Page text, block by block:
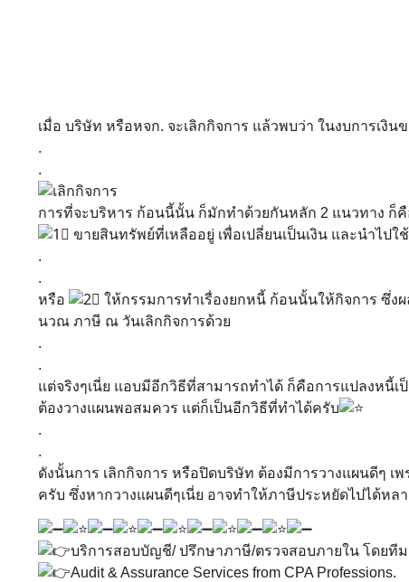
เมื่อ บริษัท หรือหจก. จะเลิกกิจการ แล้วพบว่า ในงบการเงิน
.
.
การที่จะบริหาร ก้อนนี้นั้น ก็มักทำด้วยกันหลัก 2 แนวทาง ก็คื
ขายสินทรัพย์ที่เหลืออยู่ เพื่อเปลี่ยนเป็นเงิน และนำไปใ
.
.
หรือ
ให้กรรมการทำเรื่องยกหนี้ ก้อนนั้นให้กิจการ ซึ่ง
นวณ ภาษี ณ วันเลิกกิจการด้วย
.
.
แต่จริงๆเนี่ย แอบมีอีกวิธีที่สามารถทำได้ ก็คือการแปลงหนี้
ต้องวางแผนพอสมควร แต่ก็เป็นอีกวิธีที่ทำได้ครับ
.
.
ดังนั้นการ เลิกกิจการ หรือปิดบริษัท ต้องมีการวางแผนดีๆ เ
ครับ ซึ่งหากวางแผนดีๆเนี่ย อาจทำให้ภาษีประหยัดไปได้หล
บริการสอบบัญชี/ ปรึกษาภาษี/ตรวจสอบภายใน โดยทีม
Audit & Assurance Services from CPA Professions.